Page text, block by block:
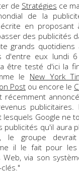
de Stratégies ce
de la
en proposant
des publicités
grands quotidiens
d'entre eux lundi
être testé d'ici la
le New York
Postou encore le
récemment
lesquels Google ne
publicités qu'il aura
le groupe
il le fait pour
via son
"